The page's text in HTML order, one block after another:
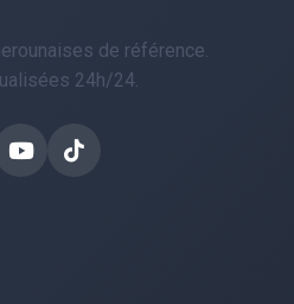
de référence.
24h/24.